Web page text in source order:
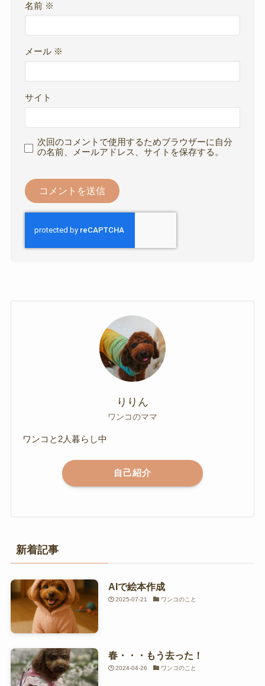
名前 ※
メール ※
サイト
次回のコメントで使用するためブラウザーに自分
の名前、メールアドレス、サイトを保存する。
りりん
ワンコのママ
ワンコと2人暮らし中
自己紹介
新着記事
AIで絵本作成
2025-07-21 ワンコのこと
春・・・もう去った！
2024-04-26 ワンコのこと